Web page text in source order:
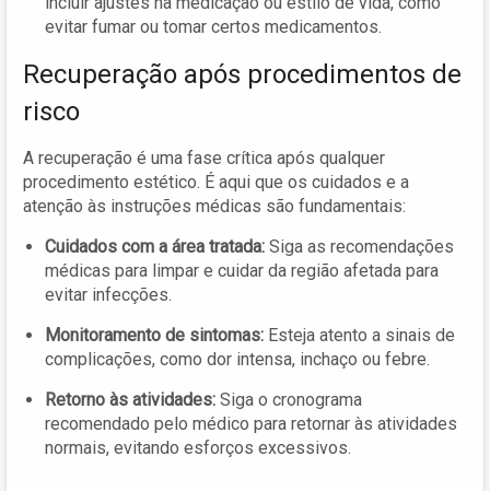
evitar fumar ou tomar certos medicamentos.
Recuperação após procedimentos de
risco
A recuperação é uma fase crítica após qualquer
procedimento estético. É aqui que os cuidados e a
atenção às instruções médicas são fundamentais:
Cuidados com a área tratada: Siga as recomendações
médicas para limpar e cuidar da região afetada para
evitar infecções.
Monitoramento de sintomas: Esteja atento a sinais de
complicações, como dor intensa, inchaço ou febre.
Retorno às atividades: Siga o cronograma
recomendado pelo médico para retornar às atividades
normais, evitando esforços excessivos.